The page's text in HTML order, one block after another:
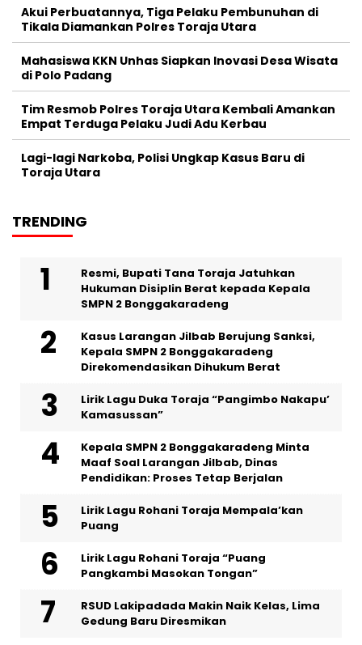
Akui Perbuatannya, Tiga Pelaku Pembunuhan di
Tikala Diamankan Polres Toraja Utara
Mahasiswa KKN Unhas Siapkan Inovasi Desa Wisata
di Polo Padang
Tim Resmob Polres Toraja Utara Kembali Amankan
Empat Terduga Pelaku Judi Adu Kerbau
Lagi-lagi Narkoba, Polisi Ungkap Kasus Baru di
Toraja Utara
TRENDING
Resmi, Bupati Tana Toraja Jatuhkan
Hukuman Disiplin Berat kepada Kepala
SMPN 2 Bonggakaradeng
Kasus Larangan Jilbab Berujung Sanksi,
Kepala SMPN 2 Bonggakaradeng
Direkomendasikan Dihukum Berat
Lirik Lagu Duka Toraja “Pangimbo Nakapu’
Kamasussan”
Kepala SMPN 2 Bonggakaradeng Minta
Maaf Soal Larangan Jilbab, Dinas
Pendidikan: Proses Tetap Berjalan
Lirik Lagu Rohani Toraja Mempala’kan
Puang
Lirik Lagu Rohani Toraja “Puang
Pangkambi Masokan Tongan”
RSUD Lakipadada Makin Naik Kelas, Lima
Gedung Baru Diresmikan